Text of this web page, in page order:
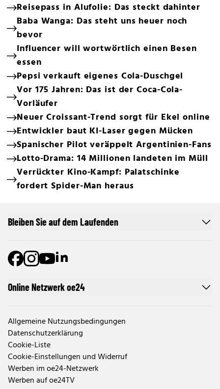
Reisepass in Alufolie: Das steckt dahinter
Baba Wanga: Das steht uns heuer noch
bevor
Influencer will wortwörtlich einen Besen
essen
Pepsi verkauft eigenes Cola-Duschgel
Vor 175 Jahren: Das ist der Coca-Cola-
Vorläufer
Neuer Croissant-Trend sorgt für Ekel online
Entwickler baut KI-Laser gegen Mücken
Spanischer Pilot veräppelt Argentinien-Fans
Lotto-Drama: 14 Millionen landeten im Müll
Verrückter Kino-Kampf: Palatschinke
fordert Spider-Man heraus
Online Netzwerk oe24
Allgemeine Nutzungsbedingungen
Datenschutzerklärung
Cookie-Liste
Cookie-Einstellungen und Widerruf
Werben im oe24-Netzwerk
Werben auf oe24TV
Bleiben Sie auf dem Laufenden